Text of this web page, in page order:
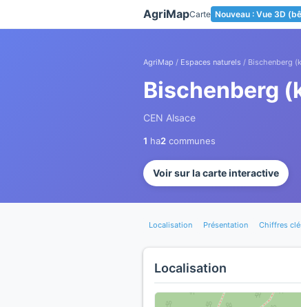
AgriMapCarte Nouveau : Vue 3D
AgriMap / Espaces naturels / Bischenberg
Bischenberg
CEN Alsace
1 ha2 communes
Voir sur la carte interactive
Localisation Présentation Chiffres
Localisation
Panneau de gestion des cookies